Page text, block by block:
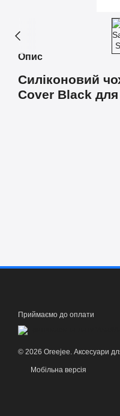
Опис
Силіконовий
Cover Black
Приймаємо до оплати
© 2026 Oreejee. Аксесуари
Мобільна версія